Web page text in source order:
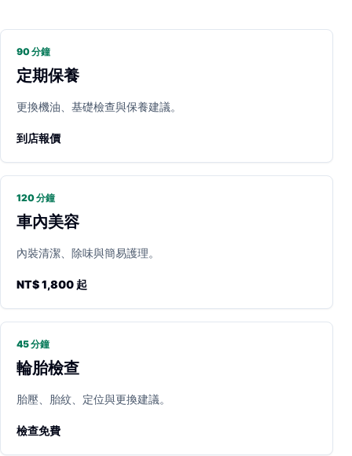
90 分鐘
定期保養
更換機油、基礎檢查與保養建議。
到店報價
120 分鐘
車內美容
內裝清潔、除味與簡易護理。
NT$ 1,800 起
45 分鐘
輪胎檢查
胎壓、胎紋、定位與更換建議。
檢查免費